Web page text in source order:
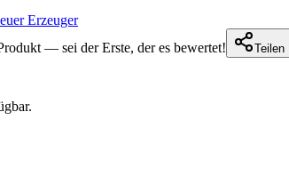
Erzeuger
— sei der Erste, der es bewertet! Teilen